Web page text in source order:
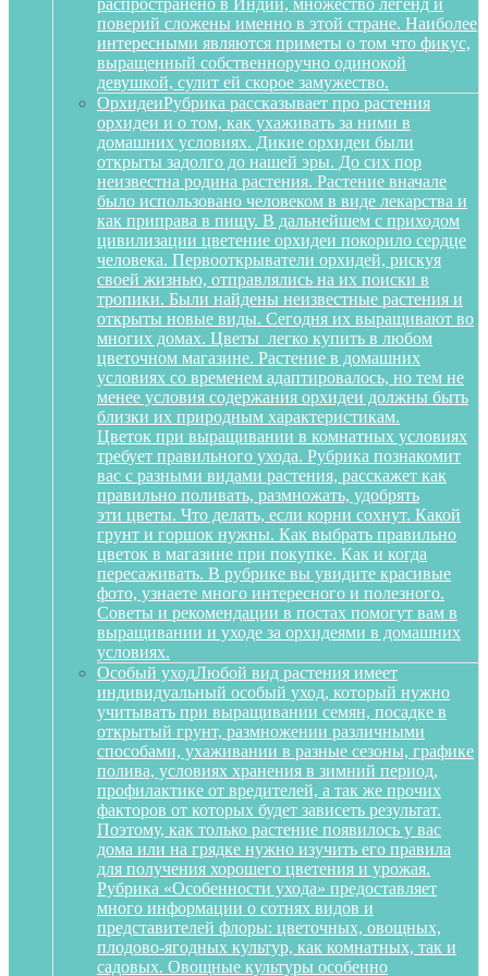
распространено в Индии, множество легенд и
поверий сложены именно в этой стране. Наиболее
интересными являются приметы о том что фикус,
выращенный собственноручно одинокой
девушкой, сулит ей скорое замужество.
ОрхидеиРубрика рассказывает про растения
орхидеи и о том, как ухаживать за ними в
домашних условиях. Дикие орхидеи были
открыты задолго до нашей эры. До сих пор
неизвестна родина растения. Растение вначале
было использовано человеком в виде лекарства и
как приправа в пищу. В дальнейшем с приходом
цивилизации цветение орхидеи покорило сердце
человека. Первооткрыватели орхидей, рискуя
своей жизнью, отправлялись на их поиски в
тропики. Были найдены неизвестные растения и
открыты новые виды. Сегодня их выращивают во
многих домах. Цветы легко купить в любом
цветочном магазине. Растение в домашних
условиях со временем адаптировалось, но тем не
менее условия содержания орхидеи должны быть
близки их природным характеристикам.
Цветок при выращивании в комнатных условиях
требует правильного ухода. Рубрика познакомит
вас с разными видами растения, расскажет как
правильно поливать, размножать, удобрять
эти цветы. Что делать, если корни сохнут. Какой
грунт и горшок нужны. Как выбрать правильно
цветок в магазине при покупке. Как и когда
пересаживать. В рубрике вы увидите красивые
фото, узнаете много интересного и полезного.
Советы и рекомендации в постах помогут вам в
выращивании и уходе за орхидеями в домашних
условиях.
Особый уходЛюбой вид растения имеет
индивидуальный особый уход, который нужно
учитывать при выращивании семян, посадке в
открытый грунт, размножении различными
способами, ухаживании в разные сезоны, графике
полива, условиях хранения в зимний период,
профилактике от вредителей, а так же прочих
факторов от которых будет зависеть результат.
Поэтому, как только растение появилось у вас
дома или на грядке нужно изучить его правила
для получения хорошего цветения и урожая.
Рубрика «Особенности ухода» предоставляет
много информации о сотнях видов и
представителей флоры: цветочных, овощных,
плодово-ягодных культур, как комнатных, так и
садовых. Овощные культуры особенно